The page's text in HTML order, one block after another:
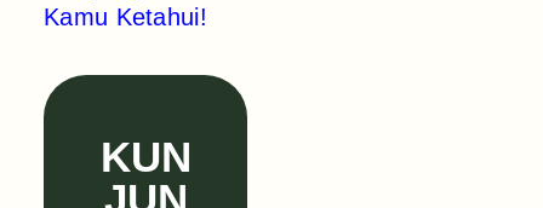
Kamu Ketahui!
KUN